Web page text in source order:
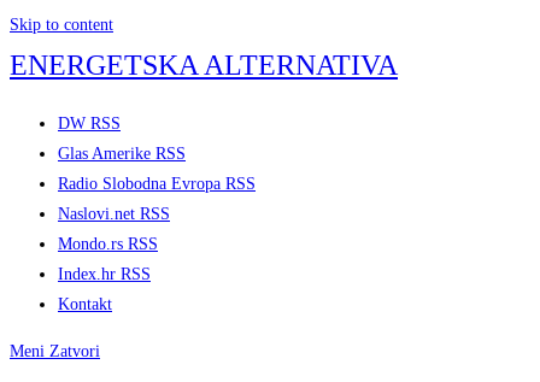
Skip to content
ENERGETSKA ALTERNATIVA
DW RSS
Glas Amerike RSS
Radio Slobodna Evropa RSS
Naslovi.net RSS
Mondo.rs RSS
Index.hr RSS
Kontakt
Meni Zatvori